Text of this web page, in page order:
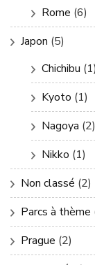
Rome (6)
Japon (5)
Chichibu (1)
Kyoto (1)
Nagoya (2)
Nikko (1)
Non classé (2)
Parcs à thème
Prague (2)